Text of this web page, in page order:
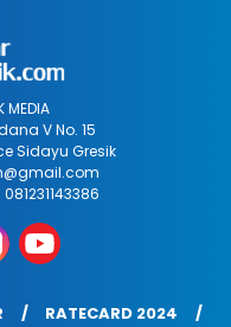
MEDIA
V No. 15
Sidayu Gresik
RATECARD 2024